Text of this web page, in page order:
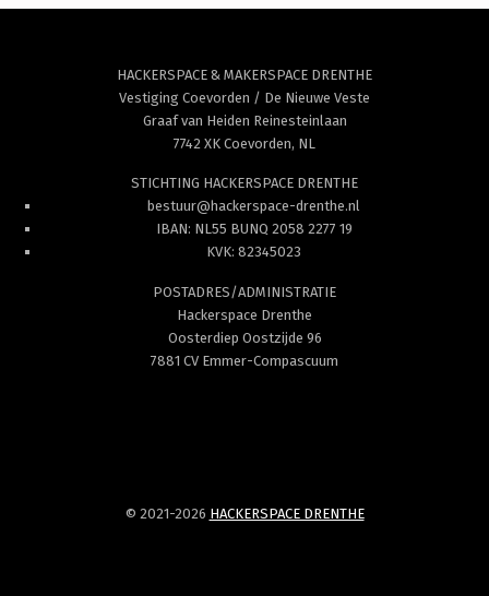
HACKERSPACE & MAKERSPACE DRENTHE
Vestiging Coevorden / De Nieuwe Veste
Graaf van Heiden Reinesteinlaan
7742 XK Coevorden, NL
STICHTING HACKERSPACE DRENTHE
bestuur@hackerspace-drenthe.nl
IBAN: NL55 BUNQ 2058 2277 19
KVK: 82345023
POSTADRES/ADMINISTRATIE
Hackerspace Drenthe
Oosterdiep Oostzijde 96
7881 CV Emmer-Compascuum
© 2021-2026 HACKERSPACE DRENTHE